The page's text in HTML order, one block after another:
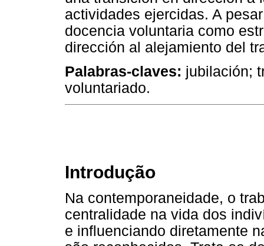
actividades ejercidas. A
docencia voluntaria como
dirección al alejamiento del
Palabras-claves: jubilación;
voluntariado.
Introdução
Na contemporaneidade, o
centralidade na vida dos
e influenciando diretamente